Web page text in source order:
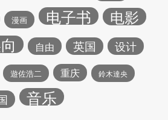
漫画 电子书 电影
自由 英国 设计
遊佐浩二 重庆 鈴木達央
音乐